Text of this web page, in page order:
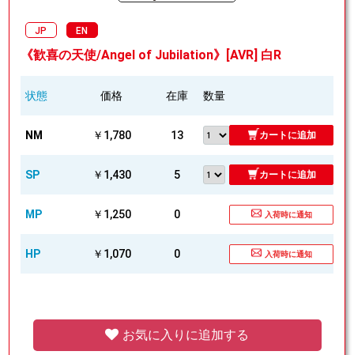
JP EN
《歓喜の天使/Angel of Jubilation》[AVR] 白R
状態 価格 在庫 数量
NM ￥1,780 13 カートに追加
SP ￥1,430 5 カートに追加
MP ￥1,250 0 入荷時に通知
HP ￥1,070 0 入荷時に通知
お気に入りに追加する